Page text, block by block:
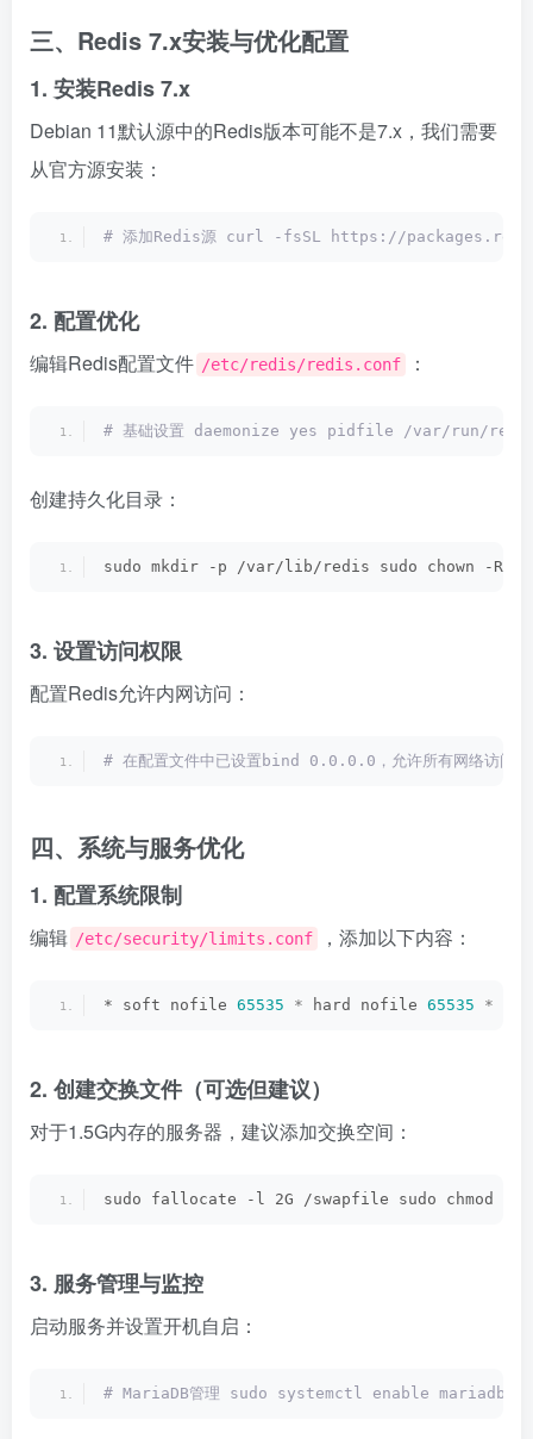
三、Redis 7.x安装与优化配置
1. 安装Redis 7.x
Debian 11默认源中的Redis版本可能不是7.x，我们需要
从官方源安装：
# 添加Redis源 curl -fsSL https://
2. 配置优化
编辑Redis配置文件 /etc/redis/redis.conf ：
# 基础设置 daemonize yes pidfile /var/run/
创建持久化目录：
sudo mkdir -p /var/lib/redis sudo chown -
3. 设置访问权限
配置Redis允许内网访问：
# 在配置文件中已设置bind 0.0.0.0，允许所有网络访
四、系统与服务优化
1. 配置系统限制
编辑 /etc/security/limits.conf ，添加以下内容：
* soft nofile 65535 * hard nofile 65535 *
2. 创建交换文件（可选但建议）
对于1.5G内存的服务器，建议添加交换空间：
sudo fallocate -l 2G /swapfile sudo chmod
3. 服务管理与监控
启动服务并设置开机自启：
# MariaDB管理 sudo systemctl enable